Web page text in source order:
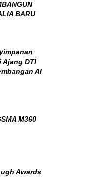
BARU
Ajang DTI
AI
M360
Awards